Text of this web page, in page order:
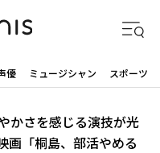
優 ミュージシャン スポーツ
かさを感じる演技が光
画「桐島、部活やめる